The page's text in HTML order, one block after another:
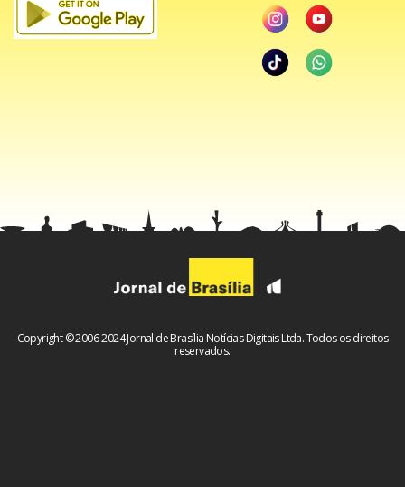
de “peso”.
“Mamãe tá mais feliz. Dá pra ver. Sem um peso. O povo tem
Copyright © 2006-2024 Jornal de Brasília Notícias Digitais Ltda. Todos os direitos
reservados.